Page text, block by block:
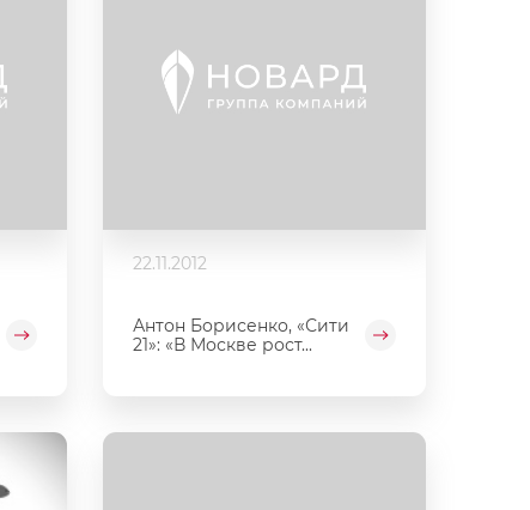
22.11.2012
Антон Борисенко, «Сити
21»: «В Москве рост...